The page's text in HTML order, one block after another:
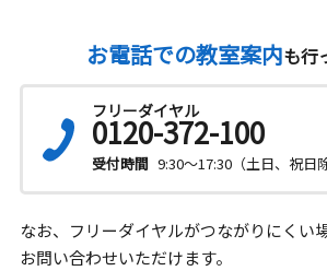
お電話での教室案内も行
フリーダイヤル
0120-372-100
受付時間 9:30～17:30（土日、祝日
なお、フリーダイヤルがつながりにくい
お問い合わせいただけます。